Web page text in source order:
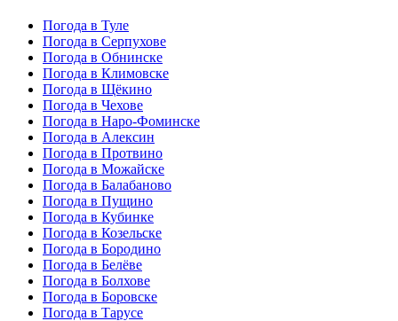
Погода в Туле
Погода в Серпухове
Погода в Обнинске
Погода в Климовске
Погода в Щёкино
Погода в Чехове
Погода в Наро-Фоминске
Погода в Алексин
Погода в Протвино
Погода в Можайске
Погода в Балабаново
Погода в Пущино
Погода в Кубинке
Погода в Козельске
Погода в Бородино
Погода в Белёве
Погода в Болхове
Погода в Боровске
Погода в Тарусе